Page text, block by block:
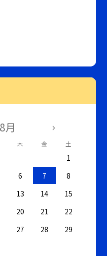
8月
木 金 土
1
6 7
8
13 14
15
20 21
22
27 28
29